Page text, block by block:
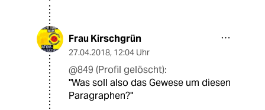
Frau Kirschgrün
27.04.2018, 12:04 Uhr
@849 (Profil gelöscht):
"Was soll also das Gewese um diesen
Paragraphen?"